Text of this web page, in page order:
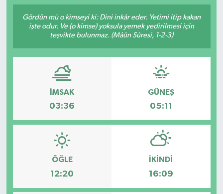
Gördün mü o kimseyi ki: Dini inkâr eder. Yetimi itip kakan
işte odur. Ve (o kimse) yoksula yemek yedirilmesi için
teşvikte bulunmaz. (Mâûn Sûresi, 1-2-3)
İMSAK
03:36
GÜNEŞ
05:11
ÖĞLE
12:20
İKINDI
16:09
İngiltere Premier Lig
Serie A
İngiltere Premier Lig
Almanya Bundesliga
Serie A
Fransa Ligue 1
Eredevise
Portekiz Ligi